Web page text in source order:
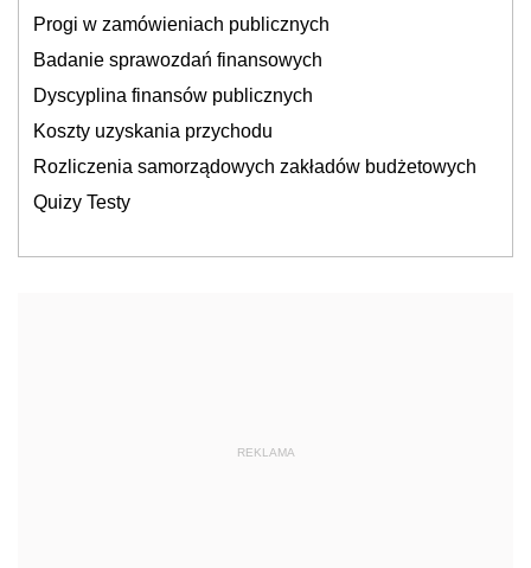
Progi w zamówieniach publicznych
Badanie sprawozdań finansowych
Dyscyplina finansów publicznych
Koszty uzyskania przychodu
Rozliczenia samorządowych zakładów budżetowych
Quizy Testy
REKLAMA